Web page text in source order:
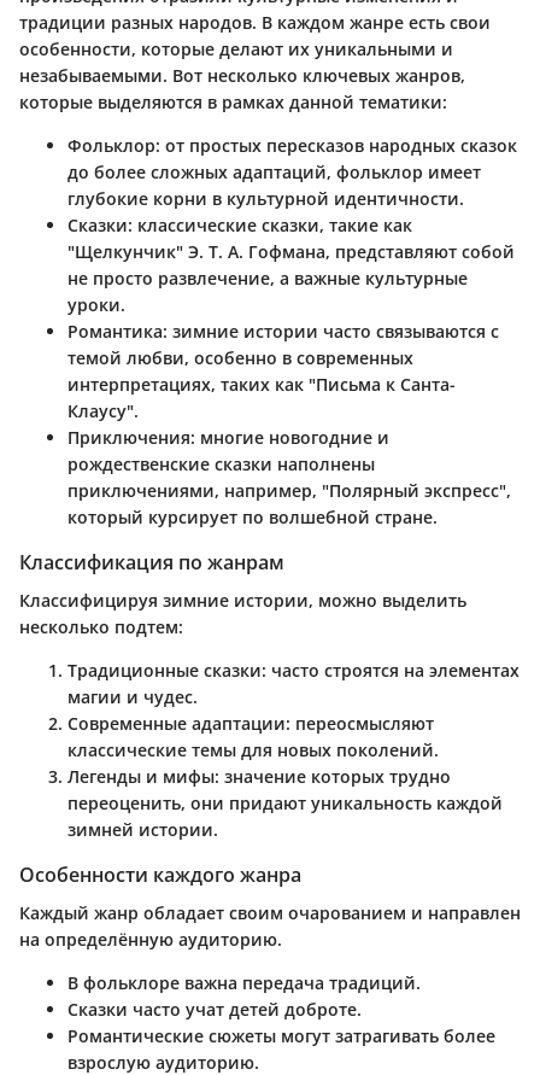
традиции разных народов. В каждом жанре есть свои
особенности, которые делают их уникальными и
незабываемыми. Вот несколько ключевых жанров,
которые выделяются в рамках данной тематики:
Фольклор: от простых пересказов народных сказок
до более сложных адаптаций, фольклор имеет
глубокие корни в культурной идентичности.
Сказки: классические сказки, такие как
"Щелкунчик" Э. Т. А. Гофмана, представляют собой
не просто развлечение, а важные культурные
уроки.
Романтика: зимние истории часто связываются с
темой любви, особенно в современных
интерпретациях, таких как "Письма к Санта-
Клаусу".
Приключения: многие новогодние и
рождественские сказки наполнены
приключениями, например, "Полярный экспресс",
который курсирует по волшебной стране.
Классификация по жанрам
Классифицируя зимние истории, можно выделить
несколько подтем:
Традиционные сказки: часто строятся на элементах
магии и чудес.
Современные адаптации: переосмысляют
классические темы для новых поколений.
Легенды и мифы: значение которых трудно
переоценить, они придают уникальность каждой
зимней истории.
Особенности каждого жанра
Каждый жанр обладает своим очарованием и направлен
на определённую аудиторию.
В фольклоре важна передача традиций.
Сказки часто учат детей доброте.
Романтические сюжеты могут затрагивать более
взрослую аудиторию.